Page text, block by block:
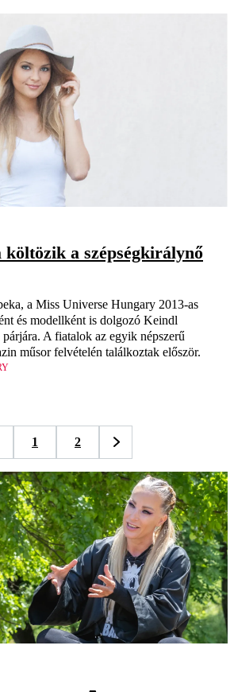
költözik a szépségkirálynő
a Miss Universe Hungary 2013-as
és modellként is dolgozó Keindl
A fiatalok az egyik népszerű
műsor felvételén találkoztak először.
1 2